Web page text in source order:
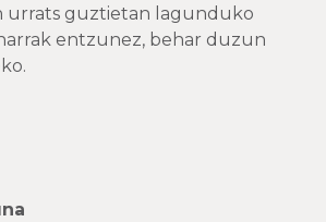
urrats guztietan lagunduko
entzunez, behar duzun